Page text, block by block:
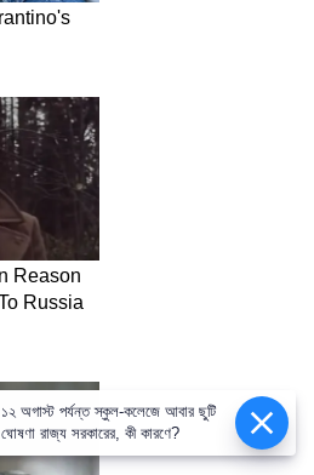
১২ অগাস্ট পর্যন্ত স্কুল-কলেজে আবার ছুটি
ঘোষণা রাজ্য সরকারের, কী কারণে?